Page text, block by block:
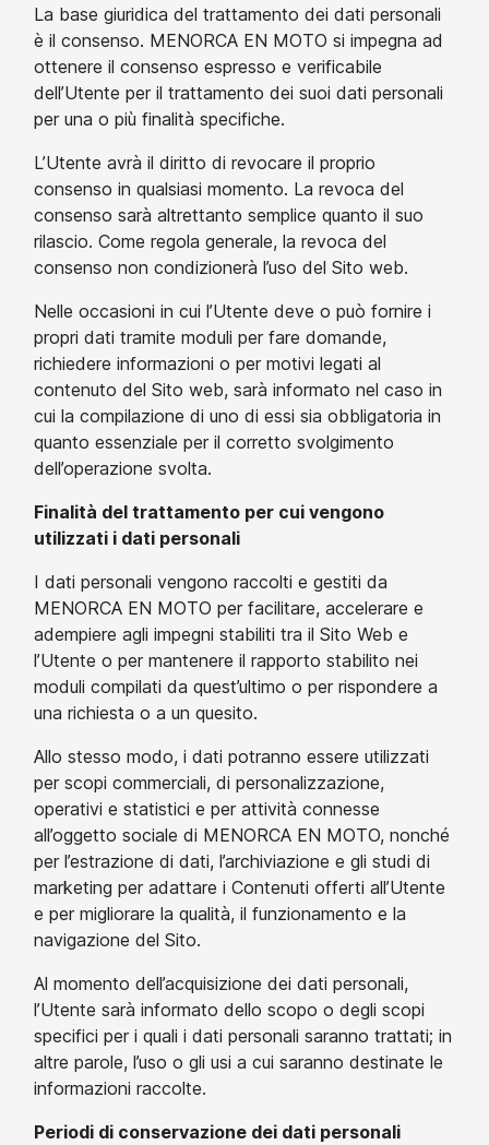
La base giuridica del trattamento dei dati personali
è il consenso. MENORCA EN MOTO si impegna ad
ottenere il consenso espresso e verificabile
dell’Utente per il trattamento dei suoi dati personali
per una o più finalità specifiche.
L’Utente avrà il diritto di revocare il proprio
consenso in qualsiasi momento. La revoca del
consenso sarà altrettanto semplice quanto il suo
rilascio. Come regola generale, la revoca del
consenso non condizionerà l’uso del Sito web.
Nelle occasioni in cui l’Utente deve o può fornire i
propri dati tramite moduli per fare domande,
richiedere informazioni o per motivi legati al
contenuto del Sito web, sarà informato nel caso in
cui la compilazione di uno di essi sia obbligatoria in
quanto essenziale per il corretto svolgimento
dell’operazione svolta.
Finalità del trattamento per cui vengono
utilizzati i dati personali
I dati personali vengono raccolti e gestiti da
MENORCA EN MOTO per facilitare, accelerare e
adempiere agli impegni stabiliti tra il Sito Web e
l’Utente o per mantenere il rapporto stabilito nei
moduli compilati da quest’ultimo o per rispondere a
una richiesta o a un quesito.
Allo stesso modo, i dati potranno essere utilizzati
per scopi commerciali, di personalizzazione,
operativi e statistici e per attività connesse
all’oggetto sociale di MENORCA EN MOTO, nonché
per l’estrazione di dati, l’archiviazione e gli studi di
marketing per adattare i Contenuti offerti all’Utente
e per migliorare la qualità, il funzionamento e la
navigazione del Sito.
Al momento dell’acquisizione dei dati personali,
l’Utente sarà informato dello scopo o degli scopi
specifici per i quali i dati personali saranno trattati; in
altre parole, l’uso o gli usi a cui saranno destinate le
informazioni raccolte.
Periodi di conservazione dei dati personali